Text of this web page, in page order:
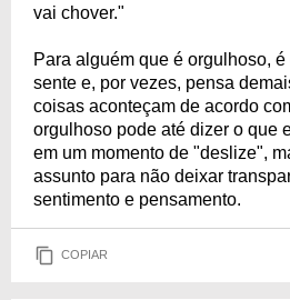
vai chover."
Para alguém que é orgulhoso,
sente e, por vezes, pensa
coisas aconteçam de acordo
orgulhoso pode até dizer o que
em um momento de "deslize",
assunto para não deixar
sentimento e pensamento.
COPIAR